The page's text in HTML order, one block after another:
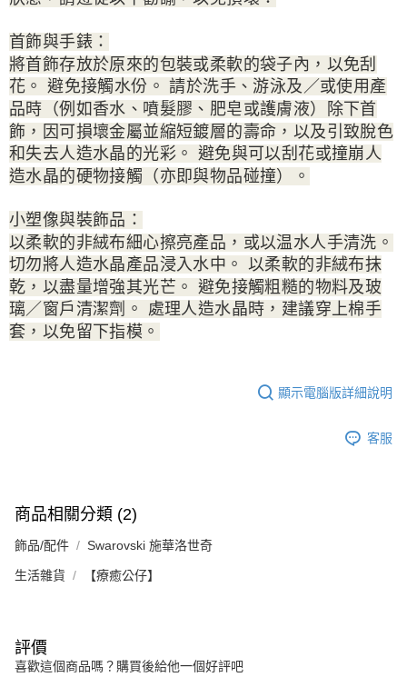
首飾與手錶：
將首飾存放於原來的包裝或柔軟的袋子內，以免刮
花。 避免接觸水份。 請於洗手、游泳及／或使用產
品時（例如香水、噴髮膠、肥皂或護膚液）除下首
飾，因可損壞金屬並縮短鍍層的壽命，以及引致脫色
和失去人造水晶的光彩。 避免與可以刮花或撞崩人
造水晶的硬物接觸（亦即與物品碰撞）。
小塑像與裝飾品：
以柔軟的非絨布細心擦亮產品，或以温水人手清洗。
切勿將人造水晶產品浸入水中。 以柔軟的非絨布抹
乾，以盡量增強其光芒。 避免接觸粗糙的物料及玻
璃／窗戶清潔劑。 處理人造水晶時，建議穿上棉手
套，以免留下指模。
顯示電腦版詳細說明
客服
商品相關分類 (2)
飾品/配件 Swarovski 施華洛世奇
生活雜貨 【療癒公仔】
評價
喜歡這個商品嗎？購買後給他一個好評吧